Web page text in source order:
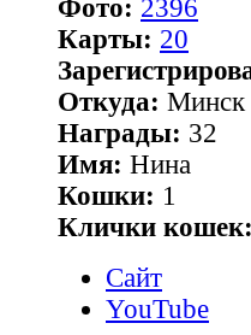
Фото: 2396
Карты: 20
Откуда: Минск
Награды: 32
Имя: Нина
Кошки: 1
Клички кошек:
Сайт
YouTube